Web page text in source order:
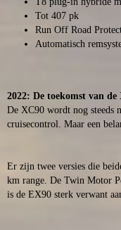
Tot 407 pk
Run Off Road
Automatisch
2022: De toekomst van de
De XC90 wordt nog steeds
cruisecontrol. Maar een
Er zijn twee versies die
km range. De Twin Motor
is de EX90 sterk verwant